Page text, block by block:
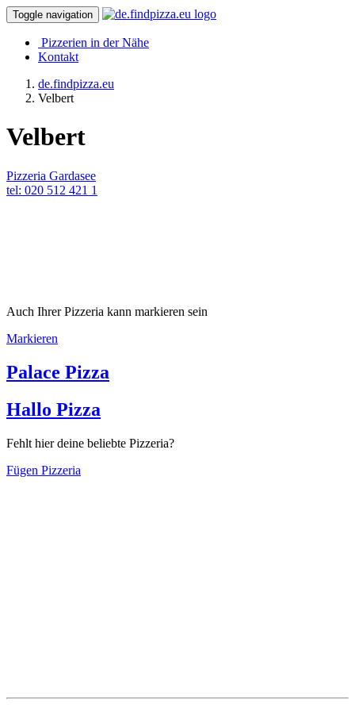
Toggle navigation
Pizzerien in der Nähe
Kontakt
de.findpizza.eu
Velbert
Velbert
Pizzeria Gardasee
tel: 020 512 421 1
Auch Ihrer Pizzeria kann markieren sein
Markieren
Palace Pizza
Hallo Pizza
Fehlt hier deine beliebte Pizzeria?
Fügen Pizzeria